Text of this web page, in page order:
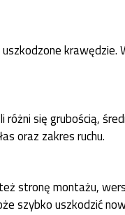
krawędzie.
się grubością,
oraz zakres ruchu.
stronę montażu,
szybko uszkodzić